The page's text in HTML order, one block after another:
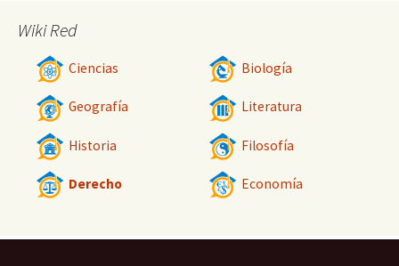
Wiki Red
Ciencias Biología
Geografía Literatura
Historia Filosofía
Derecho Economía